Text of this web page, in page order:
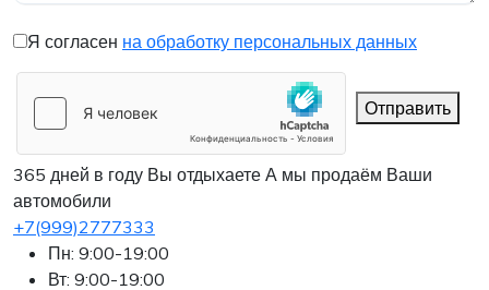
Я согласен на обработку персональных данных
Отправить
365 дней в году Вы отдыхаете А мы продаём Ваши
автомобили
+7(999)2777333
Пн: 9:00-19:00
Вт: 9:00-19:00